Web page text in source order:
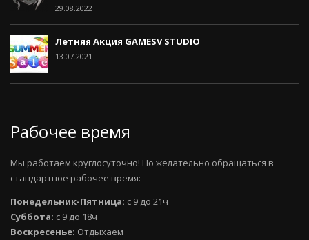
29.08.2022
Летняя Акция GAMESV STUDIO
13.07.2021
Рабочее время
Мы работаем круглосуточно! Но желательно обращаться в
стандартное рабочее время:
Понедельник-Пятница: с 9 до 21ч
Суббота: с 9 до 18ч
Воскресенье: Отдыхаем